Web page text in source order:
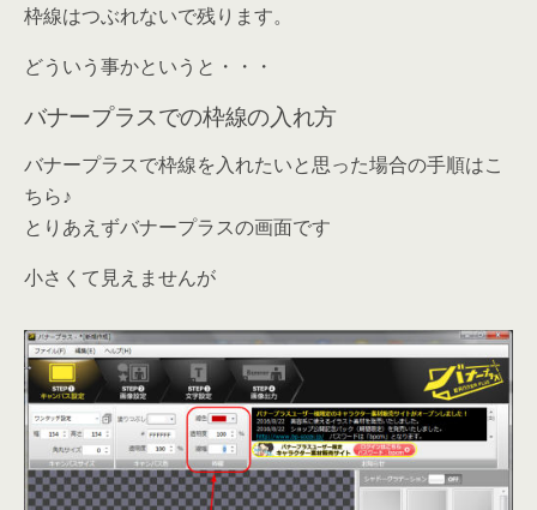
枠線はつぶれないで残ります。
どういう事かというと・・・
バナープラスでの枠線の入れ方
バナープラスで枠線を入れたいと思った場合の手順はこ
ちら♪
とりあえずバナープラスの画面です
小さくて見えませんが